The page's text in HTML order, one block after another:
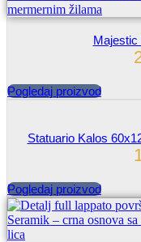
Pogledaj proizvod
Statuario Kalos
Pogledaj proizvod